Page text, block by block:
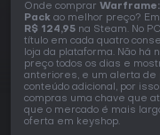
Onde comprar
Pack ao melhor preço?
R$ 124,95 na Steam. No
título em cada quatro
loja da plataforma. Não há
preço todos os dias e
anteriores, e um alerta de
conteúdo adicional, por
compras uma chave que
que o mercado é mais
oferta em keyshop.